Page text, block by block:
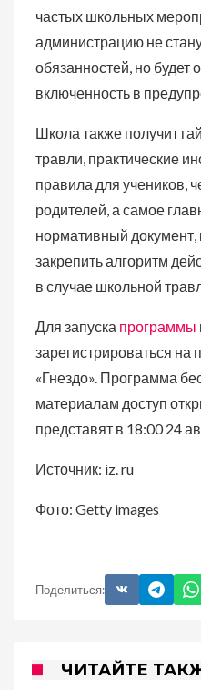
частых школьных
администрацию не
обязанностей, но будет
включенность в
Школа также получит
травли, практические
правила для учеников,
родителей, а самое
нормативный
закрепить алгоритм
в случае школьной
Для запуска программы
зарегистрироваться на
«Гнездо». Программа
материалам доступ
представят в 18:00 24
Источник: iz. ru
Фото: Getty images
Поделиться:
ЧИТАЙТЕ